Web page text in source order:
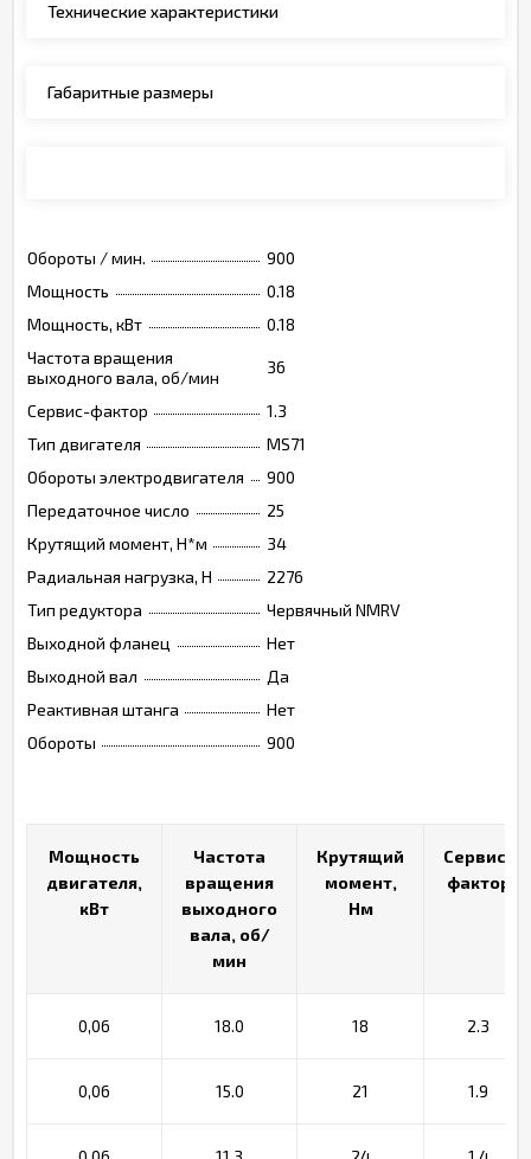
Технические характеристики
Габаритные размеры
Обороты / мин.
900
Мощность
0.18
Мощность, кВт
0.18
Частота вращения
выходного вала, об/мин
36
Сервис-фактор
1.3
Тип двигателя
MS71
Обороты электродвигателя
900
Передаточное число
25
Крутящий момент, Н*м
34
Радиальная нагрузка, Н
2276
Тип редуктора
Червячный NMRV
Выходной фланец
Нет
Выходной вал
Да
Реактивная штанга
Нет
Обороты
900
Мощность
двигателя,
кВт
Частота
вращения
выходного
вала, об/
мин
Крутящий
момент,
Нм
Сервис-
фактор
0,06 18.0 18 2.3
0,06 15.0 21 1.9
Мощность
двигателя,
кВт
Частота
вращения
выходного
вала, об/
мин
Крутящий
момент,
Нм
Сервис-
фактор